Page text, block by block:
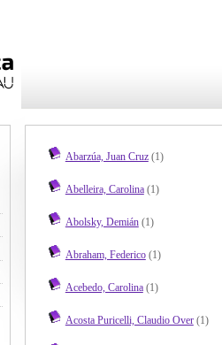
Abarzúa, Juan Cruz(1)
Abelleira, Carolina(1)
Abolsky, Demián(1)
Abraham, Federico(1)
Acebedo, Carolina(1)
Acosta Puricelli, Claudio Over(1)